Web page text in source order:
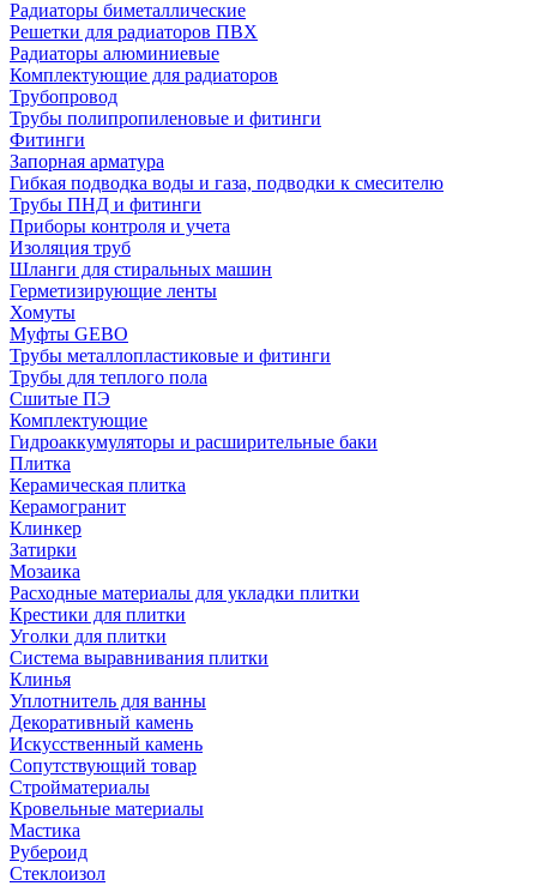
Радиаторы биметаллические
Решетки для радиаторов ПВХ
Радиаторы алюминиевые
Комплектующие для радиаторов
Трубопровод
Трубы полипропиленовые и фитинги
Фитинги
Запорная арматура
Гибкая подводка воды и газа, подводки к смесителю
Трубы ПНД и фитинги
Приборы контроля и учета
Изоляция труб
Шланги для стиральных машин
Герметизирующие ленты
Хомуты
Муфты GEBO
Трубы металлопластиковые и фитинги
Трубы для теплого пола
Сшитые ПЭ
Комплектующие
Гидроаккумуляторы и расширительные баки
Плитка
Керамическая плитка
Керамогранит
Клинкер
Затирки
Мозаика
Расходные материалы для укладки плитки
Крестики для плитки
Уголки для плитки
Система выравнивания плитки
Клинья
Уплотнитель для ванны
Декоративный камень
Искусственный камень
Сопутствующий товар
Стройматериалы
Кровельные материалы
Мастика
Рубероид
Стеклоизол